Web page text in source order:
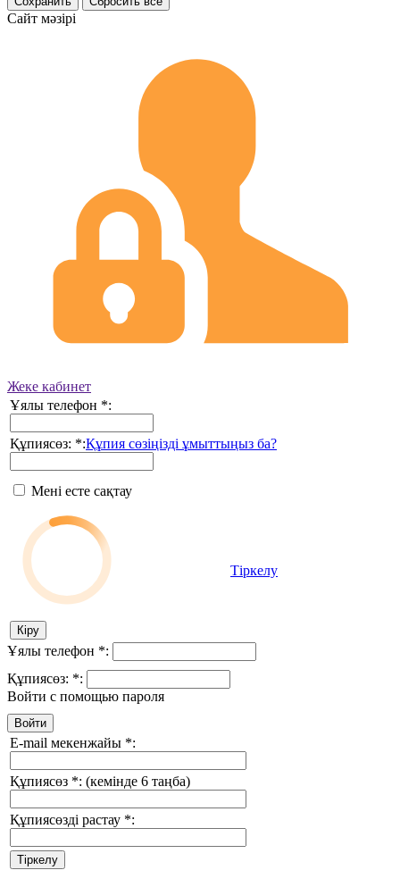
Cайт мәзірі
Жеке кабинет
Ұялы телефон *:
Құпиясөз: *:Құпия сөзіңізді ұмыттыңыз ба?
Мені есте сақтау
Тіркелу
Ұялы телефон *:
Құпиясөз: *:
Войти с помощью пароля
E-mail мекенжайы *:
Құпиясөз *: (кемінде 6 таңба)
Құпиясөзді растау *: